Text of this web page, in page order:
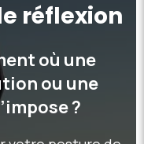
réflexion
où une
ou une
?